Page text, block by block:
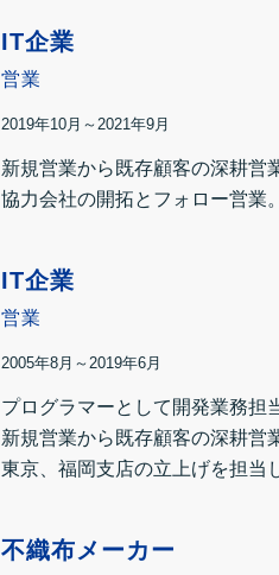
IT企業
営業
2019年10月～2021年9月
新規営業から既存顧客の深耕営
協力会社の開拓とフォロー営業。
IT企業
営業
2005年8月～2019年6月
プログラマーとして開発業務担
新規営業から既存顧客の深耕営
東京、福岡支店の立上げを担当
不織布メーカー